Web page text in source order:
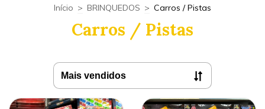
Início > BRINQUEDOS > Carros / Pistas
Carros / Pistas